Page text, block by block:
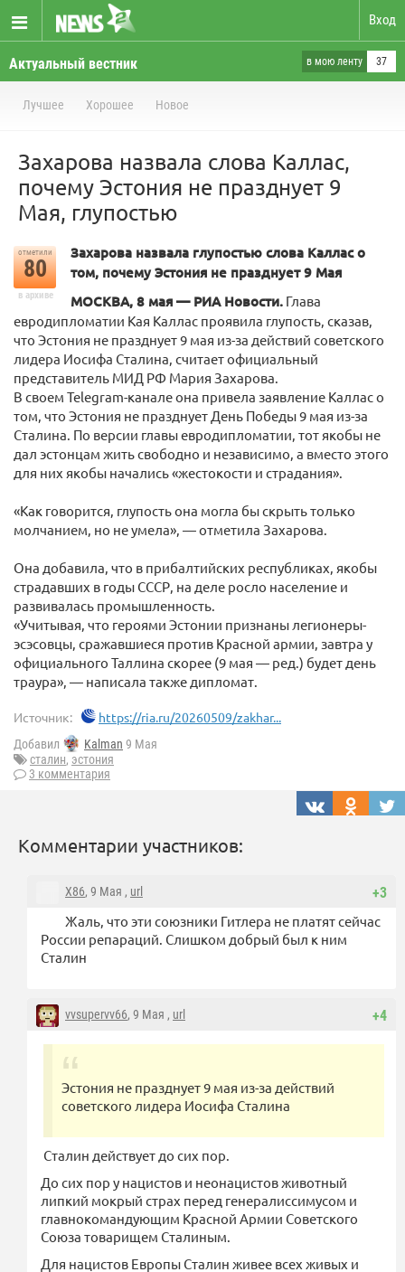
Вход
Актуальный вестник в мою ленту 37
Лучшее Хорошее Новое
Захарова назвала слова Каллас,
почему Эстония не празднует 9
Мая, глупостью
отметили
80
в архиве
Захарова назвала глупостью слова Каллас о
том, почему Эстония не празднует 9 Мая
МОСКВА, 8 мая — РИА Новости. Глава
евродипломатии Кая Каллас проявила глупость, сказав,
что Эстония не празднует 9 мая из-за действий советского
лидера Иосифа Сталина, считает официальный
представитель МИД РФ Мария Захарова.
В своем Telegram-канале она привела заявление Каллас о
том, что Эстония не празднует День Победы 9 мая из-за
Сталина. По версии главы евродипломатии, тот якобы не
дал эстонцам жить свободно и независимо, а вместо этого
для них якобы начались «жестокости и страдания».
«Как говорится, глупость она могла бы скрыть только
молчанием, но не умела», — отметила Захарова.
Она добавила, что в прибалтийских республиках, якобы
страдавших в годы СССР, на деле росло население и
развивалась промышленность.
«Учитывая, что героями Эстонии признаны легионеры-
эсэсовцы, сражавшиеся против Красной армии, завтра у
официального Таллина скорее (9 мая — ред.) будет день
траура», — написала также дипломат.
Источник: https://ria.ru/20260509/zakhar...
Добавил Kalman 9 Мая
сталин, эстония
3 комментария
Комментарии участников:
+3
X86, 9 Мая , url
Жаль, что эти союзники Гитлера не платят сейчас
России репараций. Слишком добрый был к ним
Сталин
+4
vvsupervv66, 9 Мая , url
Эстония не празднует 9 мая из-за действий
советского лидера Иосифа Сталина
Сталин действует до сих пор.
До сих пор у нацистов и неонацистов животный
липкий мокрый страх перед генералиссимусом и
главнокомандующим Красной Армии Советского
Союза товарищем Сталиным.
Для нацистов Европы Сталин живее всех живых и